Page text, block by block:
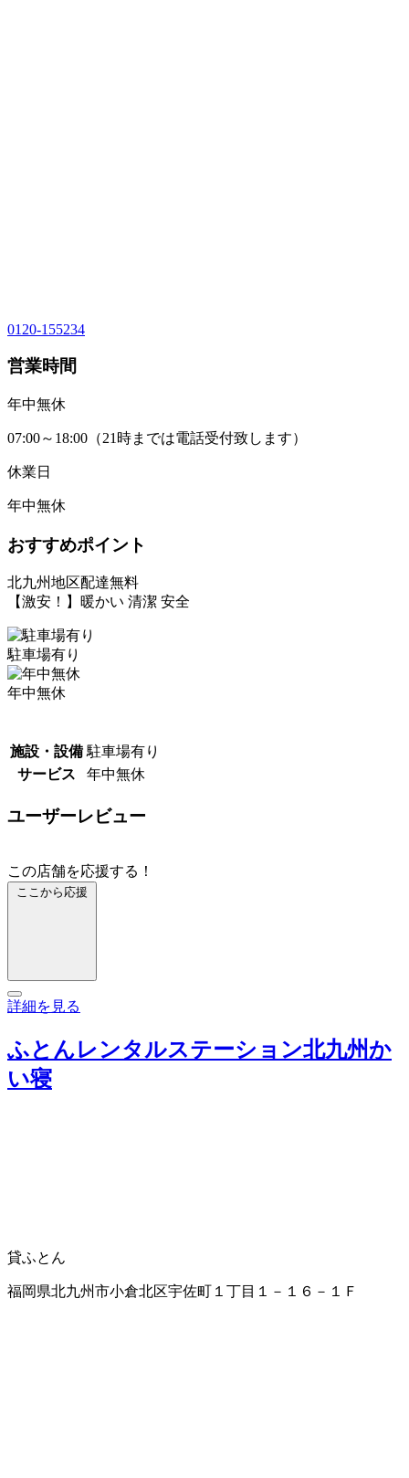
0120-155234
営業時間
年中無休
07:00～18:00（21時までは電話受付致します）
休業日
年中無休
おすすめポイント
北九州地区配達無料
【激安！】暖かい 清潔 安全
駐車場有り
年中無休
施設・設備 駐車場有り
サービス
年中無休
ユーザーレビュー
この店舗を応援する！
ここから応援
詳細を見る
ふとんレンタルステーション北九州か
い寝
貸ふとん
福岡県北九州市小倉北区宇佐町１丁目１－１６－１Ｆ